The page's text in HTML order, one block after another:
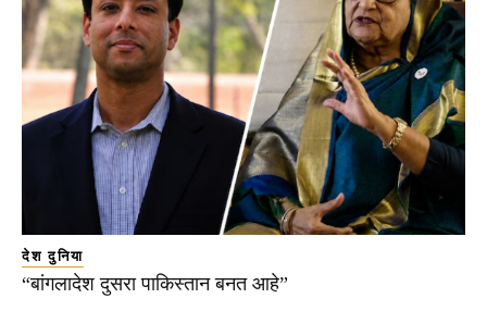
देश दुनिया
“बांगलादेश दुसरा पाकिस्तान बनत आहे”